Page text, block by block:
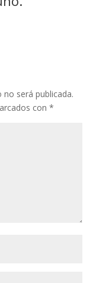
será publicada.
con *